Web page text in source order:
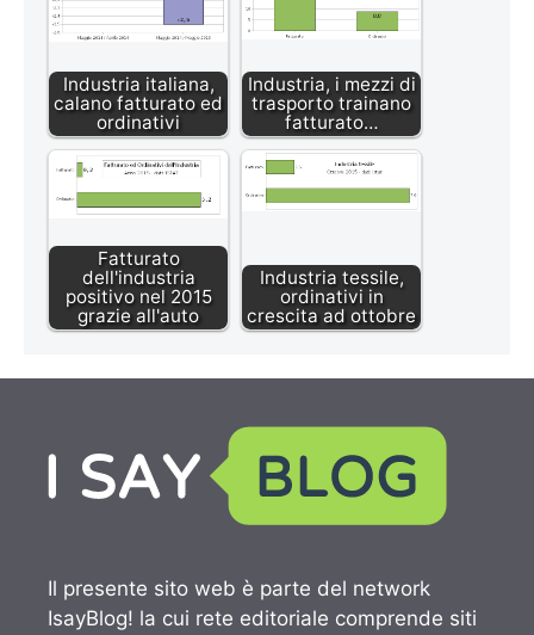
Industria italiana,
calano fatturato ed
ordinativi
Industria, i mezzi di
trasporto trainano
fatturato…
Fatturato
dell'industria
positivo nel 2015
grazie all'auto
Industria tessile,
ordinativi in
crescita ad ottobre
Il presente sito web è parte del network
IsayBlog! la cui rete editoriale comprende siti